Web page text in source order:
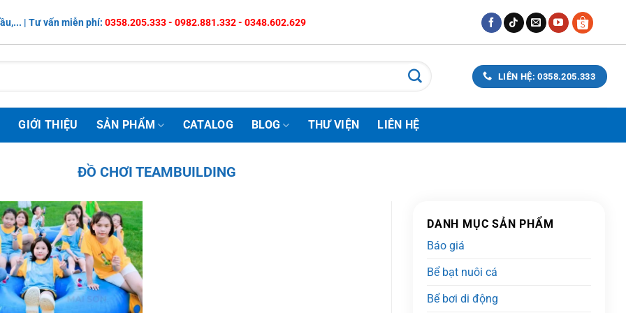
| Tư vấn miễn phí: 0358.205.333 - 0982.881.332 - 0348.602.629
LIÊN HỆ: 0358.205.333
GIỚI THIỆU SẢN PHẨM CATALOG BLOG THƯ VIỆN LIÊN HỆ
ĐỒ CHƠI TEAMBUILDING
DANH MỤC SẢN PHẨM
Báo giá
Bể bạt nuôi cá
Bể bơi di động